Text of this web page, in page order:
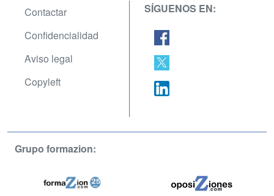
Contactar
Confidencialidad
Aviso legal
Copyleft
SÍGUENOS EN:
Grupo formazion: